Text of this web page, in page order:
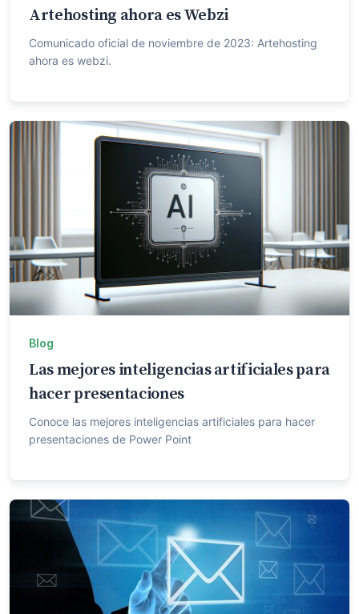
Artehosting ahora es Webzi
Comunicado oficial de noviembre de 2023: Artehosting
ahora es webzi.
Blog
Las mejores inteligencias artificiales para
hacer presentaciones
Conoce las mejores inteligencias artificiales para hacer
presentaciones de Power Point